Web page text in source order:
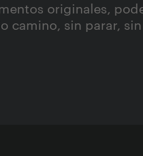
originales,
camino, sin parar, sin